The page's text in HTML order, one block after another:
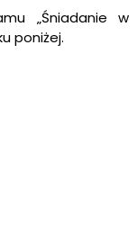
„Śniadanie w
poniżej.